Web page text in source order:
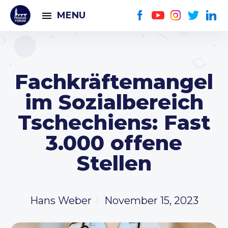
MENU
Fachkräftemangel
im Sozialbereich
Tschechiens: Fast
3.000 offene
Stellen
Hans Weber November 15, 2023